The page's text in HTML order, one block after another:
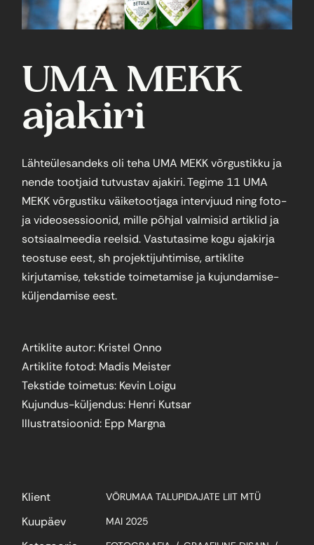
UMA MEKK
ajakiri
Lähteülesandeks oli teha UMA MEKK võrgustikku ja
nende tootjaid tutvustav ajakiri. Tegime 11 UMA
MEKK võrgustiku väiketootjaga intervjuud ning foto-
ja videosessioonid, mille põhjal valmisid artiklid ja
sotsiaalmeedia reelsid. Vastutasime kogu ajakirja
teostuse eest, sh projektijuhtimise, artiklite
kirjutamise, tekstide toimetamise ja kujundamise-
küljendamise eest.
Artiklite autor: Kristel Onno
Artiklite fotod: Madis Meister
Tekstide toimetus: Kevin Loigu
Kujundus-küljendus: Henri Kutsar
Illustratsioonid: Epp Margna
Klient VÕRUMAA TALUPIDAJATE LIIT MTÜ
Kuupäev MAI 2025